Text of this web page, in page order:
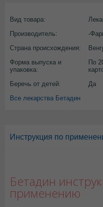
Вид товара:
Производитель:
-
Страна происхождения:
Форма выпуска и
упаковка:
По
Беречь от детей:
Да
Все лекарства Бетадин
Инструкция по
Бетадин
применению